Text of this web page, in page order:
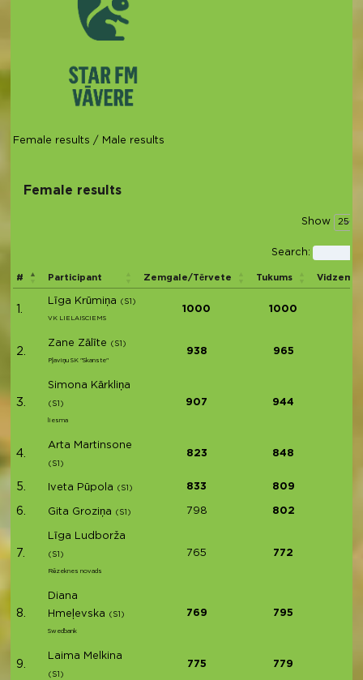
Female results / Male results
Female results
Show
Search:
# Participant Zemgale/Tērvete Tukums
Līga Krūmiņa (S1)
VK LIELAISCIEMS
1000 1000
2.
Zane Zālīte (S1)
Pļaviņu SK "Skanste"
938 965
3.
Simona Kārkliņa
(S1)
liesma
907 944
4.
Arta Martinsone
(S1)
823 848
5. Iveta Pūpola (S1) 833 809
6. Gita Groziņa (S1) 798 802
7.
Līga Ludborža
(S1)
Rēzeknes novads
765 772
8.
Diana
Hmeļevska
(S1)
Swedbank
769 795
9.
Laima Melkina
(S1)
775 779